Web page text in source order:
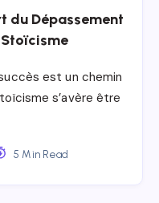
du Dépassement
est un chemin
s’avère être
5 Min Read